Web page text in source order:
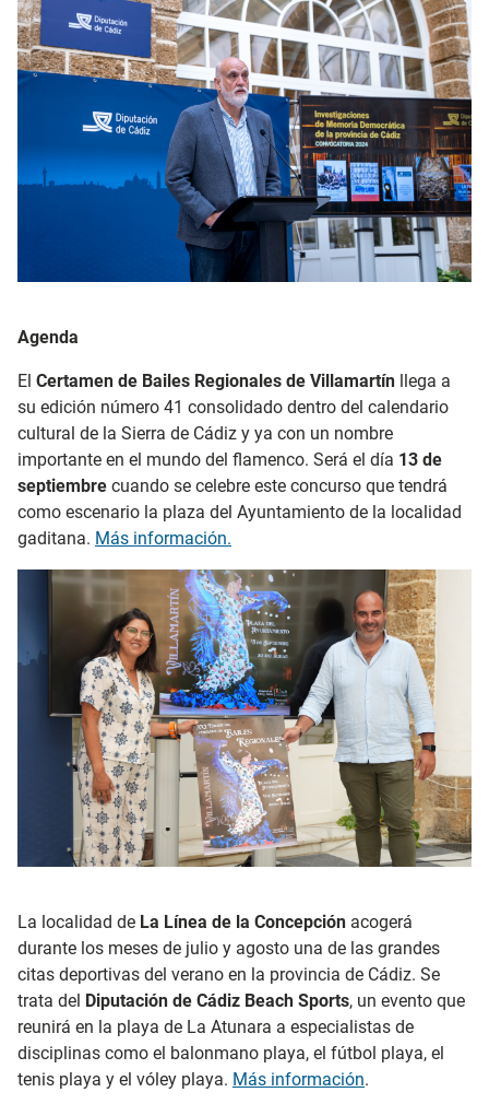
Agenda
El Certamen de Bailes Regionales de Villamartín llega a
su edición número 41 consolidado dentro del calendario
cultural de la Sierra de Cádiz y ya con un nombre
importante en el mundo del flamenco. Será el día 13 de
septiembre cuando se celebre este concurso que tendrá
como escenario la plaza del Ayuntamiento de la localidad
gaditana. Más información.
La localidad de La Línea de la Concepción acogerá
durante los meses de julio y agosto una de las grandes
citas deportivas del verano en la provincia de Cádiz. Se
trata del Diputación de Cádiz Beach Sports, un evento que
reunirá en la playa de La Atunara a especialistas de
disciplinas como el balonmano playa, el fútbol playa, el
tenis playa y el vóley playa. Más información.